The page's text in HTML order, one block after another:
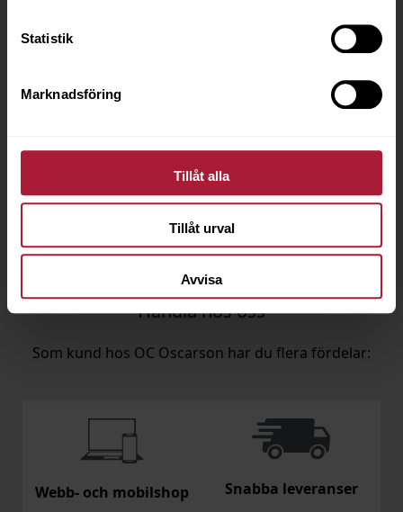
Statistik
Marknadsföring
Tillåt alla
Tillåt urval
Avvisa
Agora Armonias Provkarta
Handla hos oss
Som kund hos OC Oscarson har du flera fördelar:
Webb- och mobilshop
Snabba leveranser